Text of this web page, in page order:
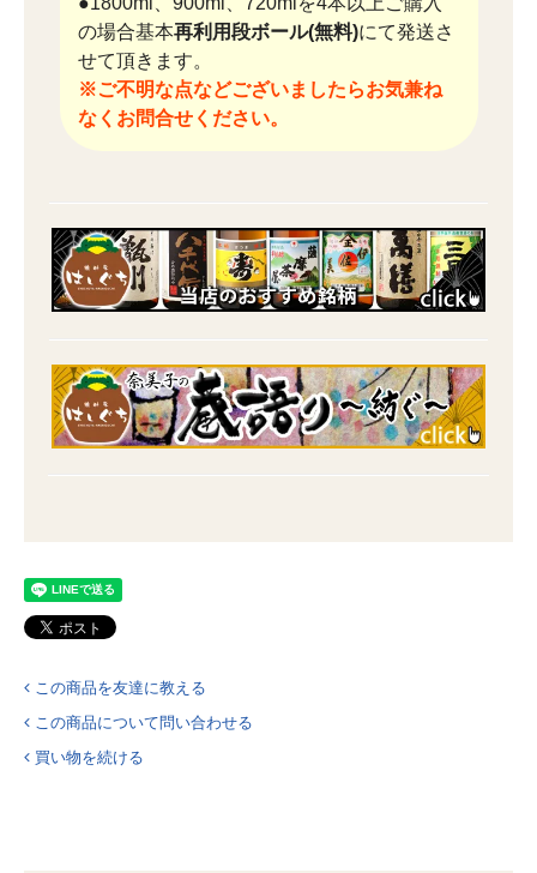
の場合基本再利用段ボール(無料)にて発送さ
せて頂きます。
※ご不明な点などございましたらお気兼ね
なくお問合せください。
この商品を友達に教える
この商品について問い合わせる
買い物を続ける